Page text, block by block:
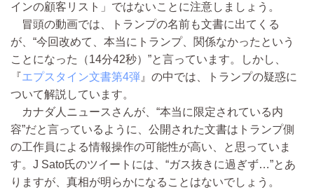
インの顧客リスト」ではないことに注意しましょう。
冒頭の動画では、トランプの名前も文書に出てくる
が、“今回改めて、本当にトランプ、関係なかったという
ことになった（14分42秒）”と言っています。しかし、
『エプスタイン文書第4弾 』の中では、トランプの疑惑に
ついて解説しています。
カナダ人ニュースさんが、“本当に限定されている内
容”だと言っているように、公開された文書はトランプ側
の工作員による情報操作の可能性が高い、と思っていま
す。J Sato氏のツイートには、“ガス抜きに過ぎず…”とあ
りますが、真相が明らかになることはないでしょう。